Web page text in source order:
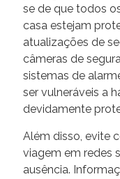
se de que todos
casa estejam
atualizações de
câmeras de
sistemas de
ser vulneráveis a
devidamente
Além disso, evite
viagem em redes
ausência.